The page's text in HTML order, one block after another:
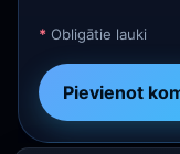
* Obligātie lauki
Pievienot